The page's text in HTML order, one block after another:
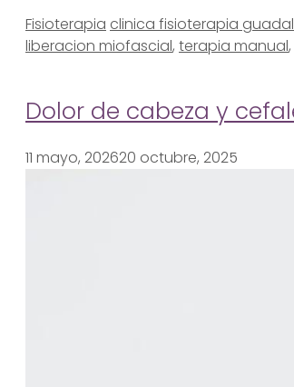
Categorías
Fisioterapia Etiquetas
clinica fisioterapia
liberacion miofascial, terapia manual,
Dolor de cabeza y
11 mayo, 202620 octubre, 2025